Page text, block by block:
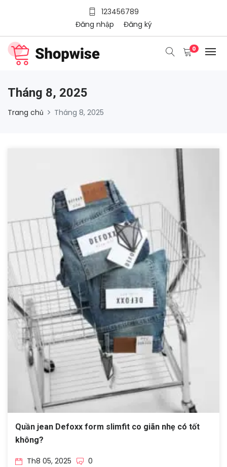
123456789
Đăng nhập
Đăng ký
0
Tháng 8, 2025
Trang chủ Tháng 8, 2025
Quần jean Defoxx form slimfit co giãn nhẹ có tốt
không?
Th8 05, 2025
0